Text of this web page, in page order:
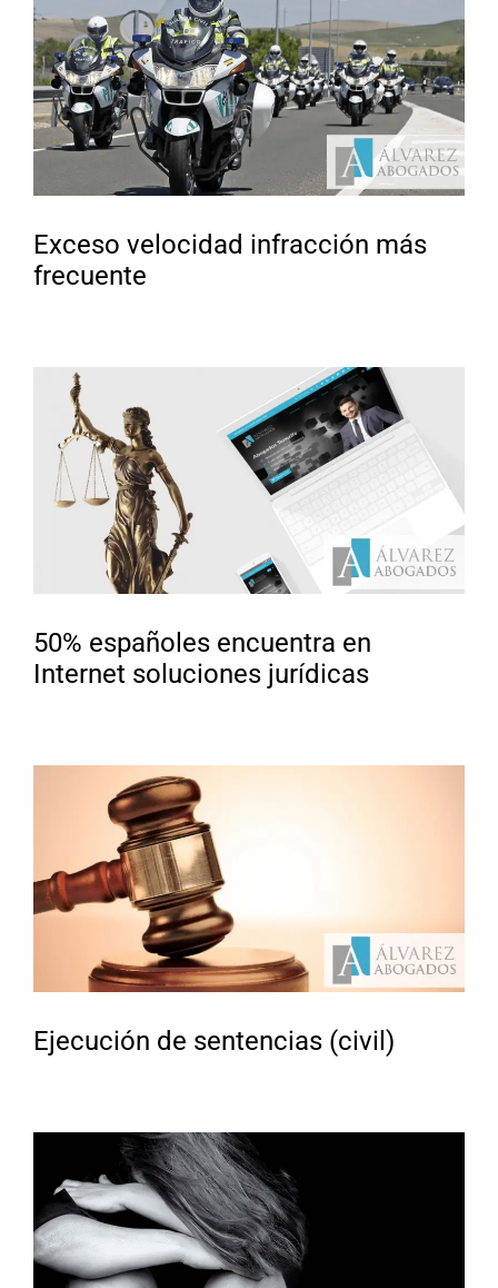
Exceso velocidad infracción más
frecuente
50% españoles encuentra en
Internet soluciones jurídicas
Ejecución de sentencias (civil)